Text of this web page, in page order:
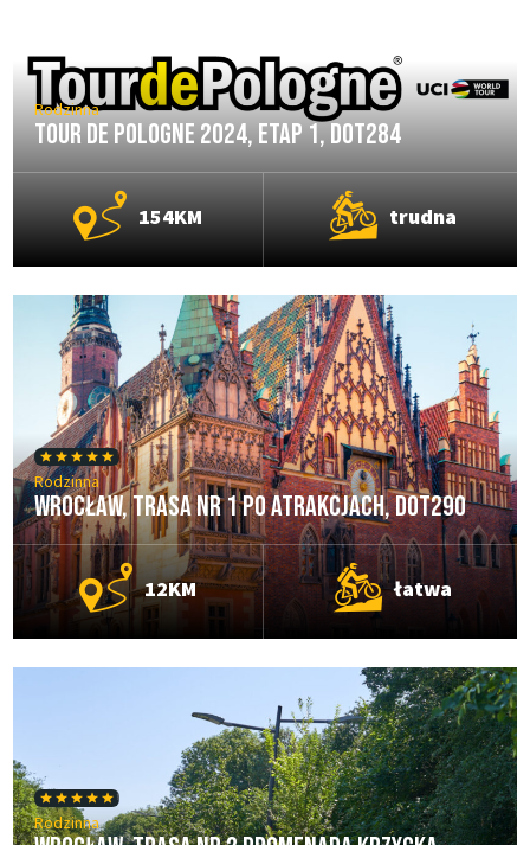
Rodzinna
Tour De Pologne 2024, etap 1, DOT284
154KM trudna
Rodzinna
Wrocław, Trasa nr 1 Po Atrakcjach, DOT290
12KM łatwa
Rodzinna